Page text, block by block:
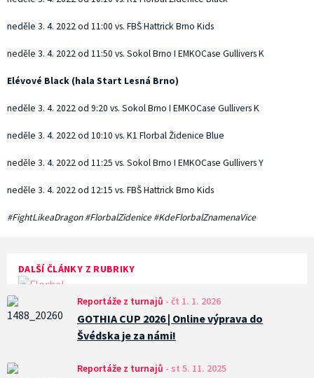
DALŠÍ ČLÁNKY Z RUBRIKY
Reportáže z turnajů - čt 1. 1. 2026
GOTHIA CUP 2026 | Online výprava do
Švédska je za námi!
Reportáže z turnajů - st 5. 11. 2025
neděle 3. 4. 2022 od 11:00 vs. FBŠ Hattrick Brno Kids
neděle 3. 4. 2022 od 11:50 vs. Sokol Brno I EMKOCase Gullivers K
Elévové Black (hala Start Lesná Brno)
neděle 3. 4. 2022 od 9:20 vs. Sokol Brno I EMKOCase Gullivers K
neděle 3. 4. 2022 od 10:10 vs. K1 Florbal Židenice Blue
neděle 3. 4. 2022 od 11:25 vs. Sokol Brno I EMKOCase Gullivers Y
neděle 3. 4. 2022 od 12:15 vs. FBŠ Hattrick Brno Kids
#FightLikeaDragon #FlorbalZidenice #KdeFlorbalZnamenaVice